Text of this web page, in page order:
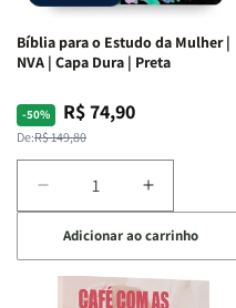
Bíblia para o Estudo da Mulher |
NVA | Capa Dura | Preta
-50%
Preço
normal
De:R$ 149,80
Preço
promocional
R$ 74,90
Diminuir
a
quantidade
de
Bíblia
Aumentar
a
quantidade
de
Bíblia
Adicionar ao carrinho